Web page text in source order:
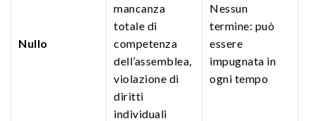
Nullo
mancanza
totale di
competenza
dell’assemblea,
violazione di
diritti
individuali
Nessun
termine: può
essere
impugnata in
ogni tempo